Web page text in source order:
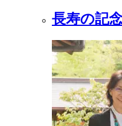
長寿の記